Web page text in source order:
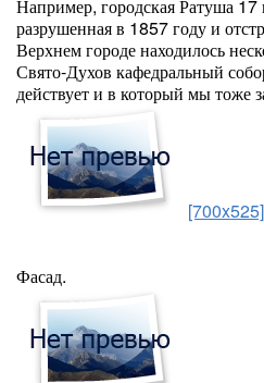
Например, городская Ратуша 17
разрушенная в 1857 году и
Верхнем городе находилось
Свято-Духов кафедральный
действует и в который мы тоже
[700x525]
Фасад.